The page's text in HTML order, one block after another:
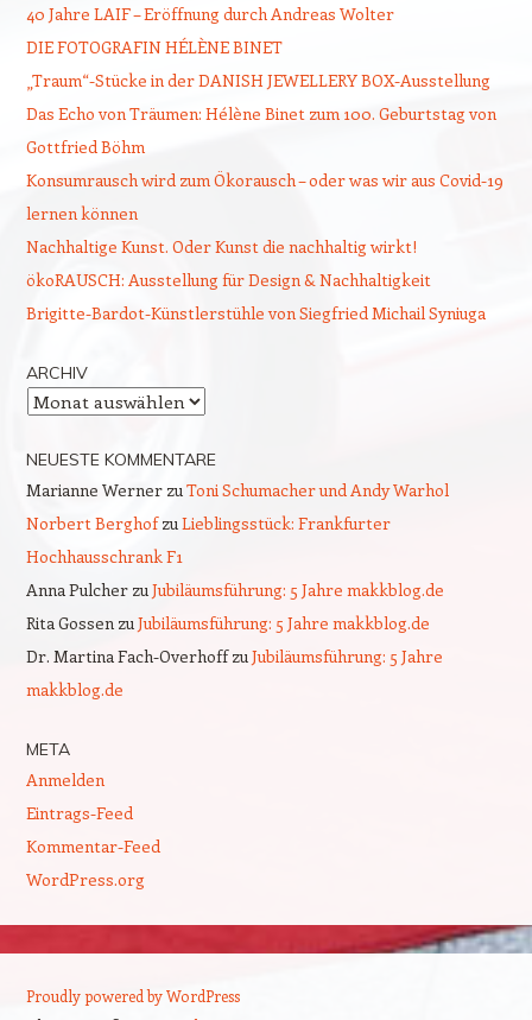
40 Jahre LAIF – Eröffnung durch Andreas Wolter
DIE FOTOGRAFIN HÉLÈNE BINET
„Traum“-Stücke in der DANISH JEWELLERY BOX-Ausstellung
Das Echo von Träumen: Hélène Binet zum 100. Geburtstag von
Gottfried Böhm
Konsumrausch wird zum Ökorausch – oder was wir aus Covid-19
lernen können
Nachhaltige Kunst. Oder Kunst die nachhaltig wirkt!
ökoRAUSCH: Ausstellung für Design & Nachhaltigkeit
Brigitte-Bardot-Künstlerstühle von Siegfried Michail Syniuga
ARCHIV
Archiv
NEUESTE KOMMENTARE
Marianne Wernerzu Toni Schumacher und Andy Warhol
Norbert Berghofzu Lieblingsstück: Frankfurter
Hochhausschrank F1
Anna Pulcherzu Jubiläumsführung: 5 Jahre makkblog.de
Rita Gossen zu Jubiläumsführung: 5 Jahre makkblog.de
Dr. Martina Fach-Overhoffzu Jubiläumsführung: 5 Jahre
makkblog.de
META
Anmelden
Eintrags-Feed
Kommentar-Feed
WordPress.org
Proudly powered by WordPress